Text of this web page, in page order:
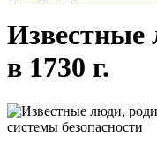
Известные
в 1730 г.